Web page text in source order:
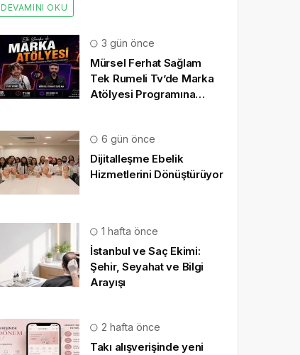
DEVAMINI OKU
3 gün önce
Mürsel Ferhat Sağlam
Tek Rumeli Tv’de Marka
Atölyesi Programına
6 gün önce
Dijitalleşme Ebelik
Hizmetlerini Dönüştürüyor
1 hafta önce
İstanbul ve Saç Ekimi:
Şehir, Seyahat ve Bilgi
Arayışı
2 hafta önce
Takı alışverişinde yeni